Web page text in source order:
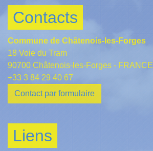
Contacts
Commune de Châtenois-les-Forges
18 Voie du Tram
90700 Châtenois-les-Forges - FRANCE
+33 3 84 29 40 67
Contact par formulaire
Liens